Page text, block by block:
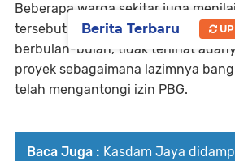
Beberapa warga sekitar juga
tersebut “aneh”, karena meski
berbulan-bulan, tidak terlihat
proyek sebagaimana lazimnya
telah mengantongi izin PBG.
Baca Juga : Kasdam Jaya
Berita Terbaru